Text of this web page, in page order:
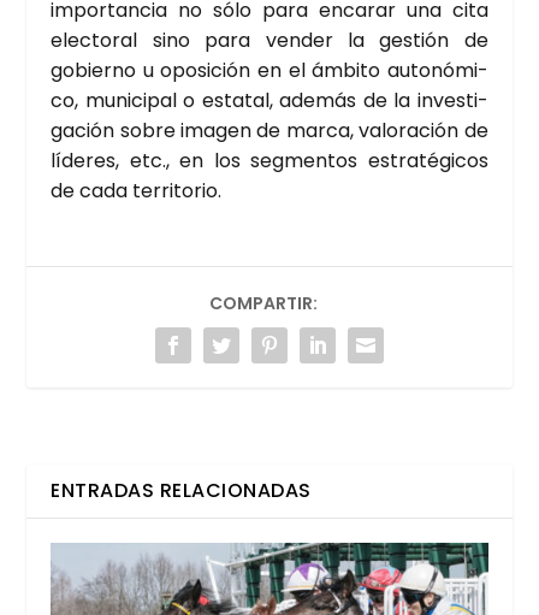
impor­tan­cia no sólo para enca­rar una cita
elec­to­ral sino para ven­der la ges­tión de
gobierno u opo­si­ción en el ámbi­to auto­nó­mi­
co, muni­ci­pal o esta­tal, ade­más de la inves­ti­
ga­ción sobre ima­gen de mar­ca, valo­ra­ción de
líde­res, etc., en los seg­men­tos estra­té­gi­cos
de cada terri­to­rio.
COMPARTIR:
ENTRADAS RELACIONADAS